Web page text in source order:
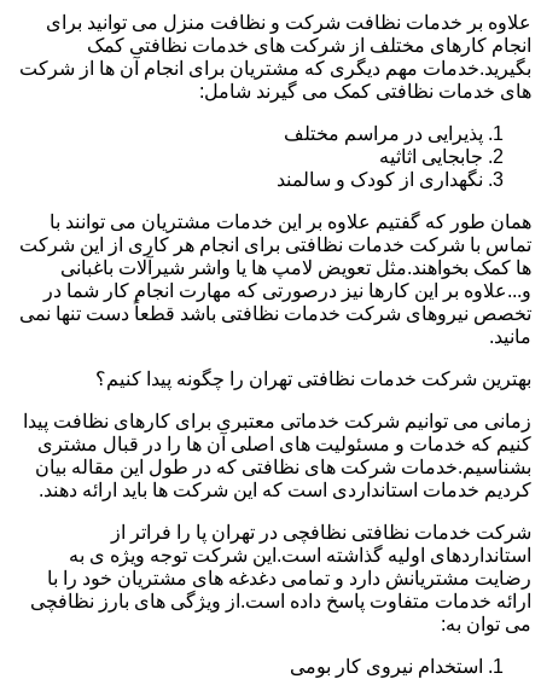
علاوه بر خدمات نظافت شرکت و نظافت منزل می توانید برای
انجام کارهای مختلف از شرکت های خدمات نظافتی کمک
بگیرید.خدمات مهم دیگری که مشتریان برای انجام آن ها از شرکت
های خدمات نظافتی کمک می گیرند شامل:
پذیرایی در مراسم مختلف
جابجایی اثاثیه
نگهداری از کودک و سالمند
همان طور که گفتیم علاوه بر این خدمات مشتریان می توانند با
تماس با شرکت خدمات نظافتی برای انجام هر کاری از این شرکت
ها کمک بخواهند.مثل تعویض لامپ ها یا واشر شیرآلات باغبانی
و...علاوه بر این کارها نیز درصورتی که مهارت انجام کار شما در
تخصص نیروهای شرکت خدمات نظافتی باشد قطعاً دست تنها نمی
مانید.
بهترین شرکت خدمات نظافتی تهران را چگونه پیدا کنیم؟
زمانی می توانیم شرکت خدماتی معتبری برای کارهای نظافت پیدا
کنیم که خدمات و مسئولیت های اصلی آن ها را در قبال مشتری
بشناسیم.خدمات شرکت های نظافتی که در طول این مقاله بیان
کردیم خدمات استانداردی است که این شرکت ها باید ارائه دهند.
شرکت خدمات نظافتی نظافچی در تهران پا را فراتر از
استانداردهای اولیه گذاشته است.این شرکت توجه ویژه ی به
رضایت مشتریانش دارد و تمامی دغدغه های مشتریان خود را با
ارائه خدمات متفاوت پاسخ داده است.از ویژگی های بارز نظافچی
می توان به:
استخدام نیروی کار بومی